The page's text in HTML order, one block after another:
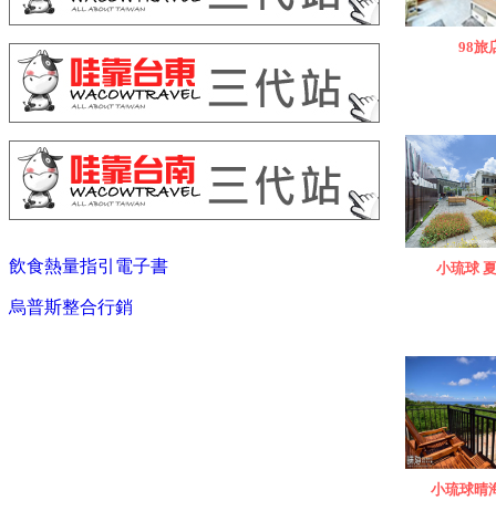
飲食熱量指引電子書
烏普斯整合行銷
98旅
小琉球
小琉球晴